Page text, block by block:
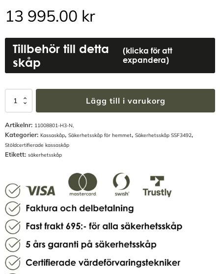
13 995.00 kr
Tillbehör till detta
skåp
(klicka för att
expandera)
Säkerhetsskåp
-
SSF3492
mängd
Lägg till i varukorg
Artikelnr: 11008801-H3-N,
Kategorier: Kassaskåp, Säkerhetsskåp för hemmet, Säkerhetsskåp SSF3492,
Stöldcertifierade kassaskåp
Etikett: säkerhetsskåp